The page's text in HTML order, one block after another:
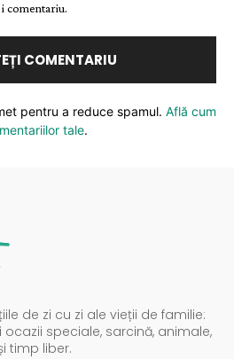
comentariu.
pentru a reduce spamul. Află cum
tale.
de zi cu zi ale vieții de familie:
ocazii speciale, sarcină, animale,
timp liber.